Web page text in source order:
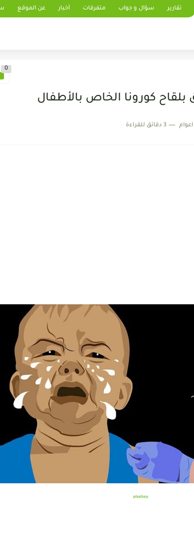
تقارير سؤال و جواب متفرقات أخبار عن الموقع
0
كورونا الخاص بالأطفال
3 دقائق للقراءة
pixabay